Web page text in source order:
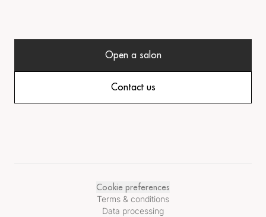
Open a salon
Contact us
Cookie preferences
Terms & conditions
Data processing